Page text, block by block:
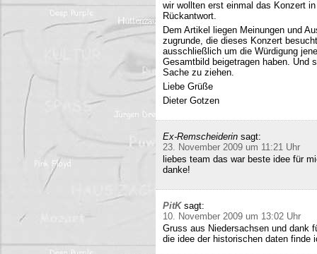
wir wollten erst einmal das Konzert
Rückantwort.
Dem Artikel liegen Meinungen und
zugrunde, die dieses Konzert
ausschließlich um die Würdigung
Gesamtbild beigetragen haben. Und
Sache zu ziehen.
Liebe Grüße
Dieter Gotzen
Ex-Remscheiderin sagt:
23. November 2009 um 11:21 Uhr
liebes team das war beste idee für
danke!
PitK sagt:
10. November 2009 um 13:02 Uhr
Gruss aus Niedersachsen und dank
die idee der historischen daten finde